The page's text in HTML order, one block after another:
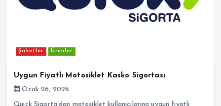
Şirketler Ürünler
Uygun Fiyatlı Motosiklet Kasko Sigortası
Ocak 26, 2026
Quick Sigorta’dan motosiklet kullanıcılarına uygun fiyatlı